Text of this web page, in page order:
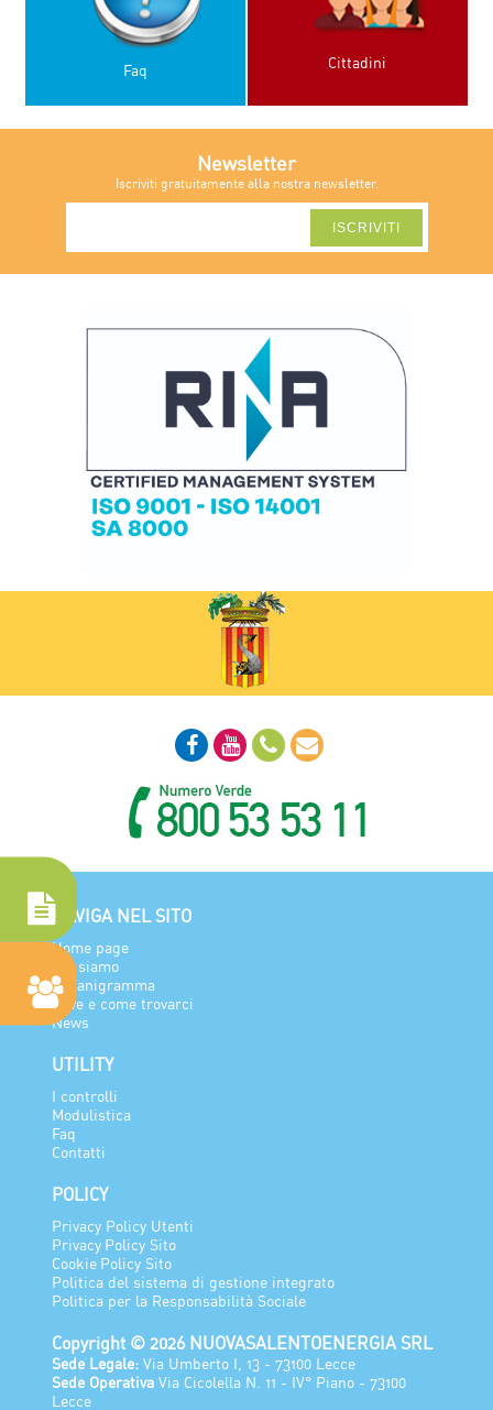
Faq Cittadini
Newsletter
Iscriviti gratuitamente alla nostra newsletter.
NAVIGA NEL SITO
Home page
Chi siamo
Organigramma
Dove e come trovarci
News
UTILITY
I controlli
Modulistica
Faq
Contatti
POLICY
Privacy Policy Utenti
Privacy Policy Sito
Cookie Policy Sito
Politica del sistema di gestione integrato
Politica per la Responsabilità Sociale
Copyright © 2026 NUOVASALENTOENERGIA SRL
Sede Legale: Via Umberto I, 13 - 73100 Lecce
Sede Operativa Via Cicolella N. 11 - IV° Piano - 73100
Lecce